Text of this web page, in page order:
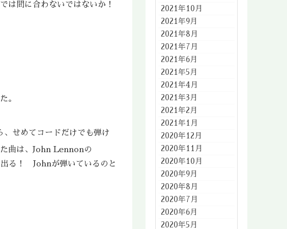
は間に合わないではないか！
。
、せめてコードだけでも弾け
曲は、John Lennonの
出る！ Johnが弾いているのと
2021年10月
2021年9月
2021年8月
2021年7月
2021年6月
2021年5月
2021年4月
2021年3月
2021年2月
2021年1月
2020年12月
2020年11月
2020年10月
2020年9月
2020年8月
2020年7月
2020年6月
2020年5月